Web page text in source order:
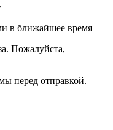
в ближайшее время
Пожалуйста,
перед отправкой.